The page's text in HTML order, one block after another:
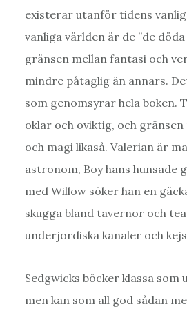
existerar utanför tidens
vanliga världen är de ”de döda
gränsen mellan fantasi och
mindre påtaglig än annars.
som genomsyrar hela boken.
oklar och oviktig, och gränsen
och magi likaså. Valerian är
astronom, Boy hans hunsade
med Willow söker han en
skugga bland tavernor och
underjordiska kanaler och
Sedgwicks böcker klassa
men kan som all god sådan